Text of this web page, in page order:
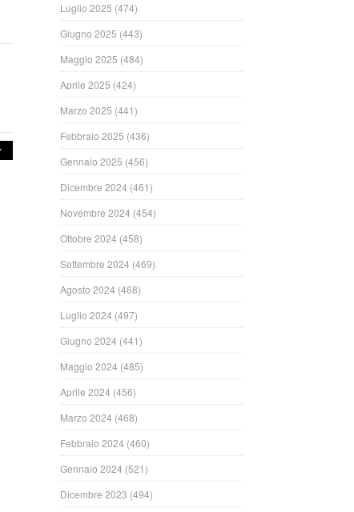
Luglio 2025 (474)
Giugno 2025 (443)
Maggio 2025 (484)
Aprile 2025 (424)
Marzo 2025 (441)
Febbraio 2025 (436)
Gennaio 2025 (456)
Dicembre 2024 (461)
Novembre 2024 (454)
Ottobre 2024 (458)
Settembre 2024 (469)
Agosto 2024 (468)
Luglio 2024 (497)
Giugno 2024 (441)
Maggio 2024 (485)
Aprile 2024 (456)
Marzo 2024 (468)
Febbraio 2024 (460)
Gennaio 2024 (521)
Dicembre 2023 (494)